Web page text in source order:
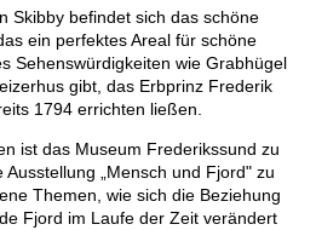
Skibby befindet sich das schöne
ein perfektes Areal für schöne
Sehenswürdigkeiten wie Grabhügel
gibt, das Erbprinz Frederik
1794 errichten ließen.
ist das Museum Frederikssund zu
„Mensch und Fjord" zu
Themen, wie sich die Beziehung
Fjord im Laufe der Zeit verändert